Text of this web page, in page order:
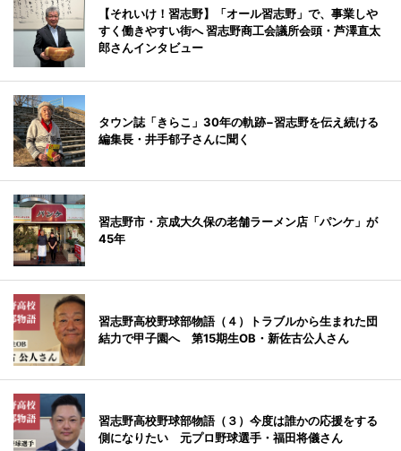
【それいけ！習志野】「オール習志野」で、事業しや
すく働きやすい街へ 習志野商工会議所会頭・芦澤直太
郎さんインタビュー
タウン誌「きらこ」30年の軌跡−習志野を伝え続ける
編集長・井手郁子さんに聞く
習志野市・京成大久保の老舗ラーメン店「パンケ」が
45年
習志野高校野球部物語（４）トラブルから生まれた団
結力で甲子園へ 第15期生OB・新佐古公人さん
習志野高校野球部物語（３）今度は誰かの応援をする
側になりたい 元プロ野球選手・福田将儀さん